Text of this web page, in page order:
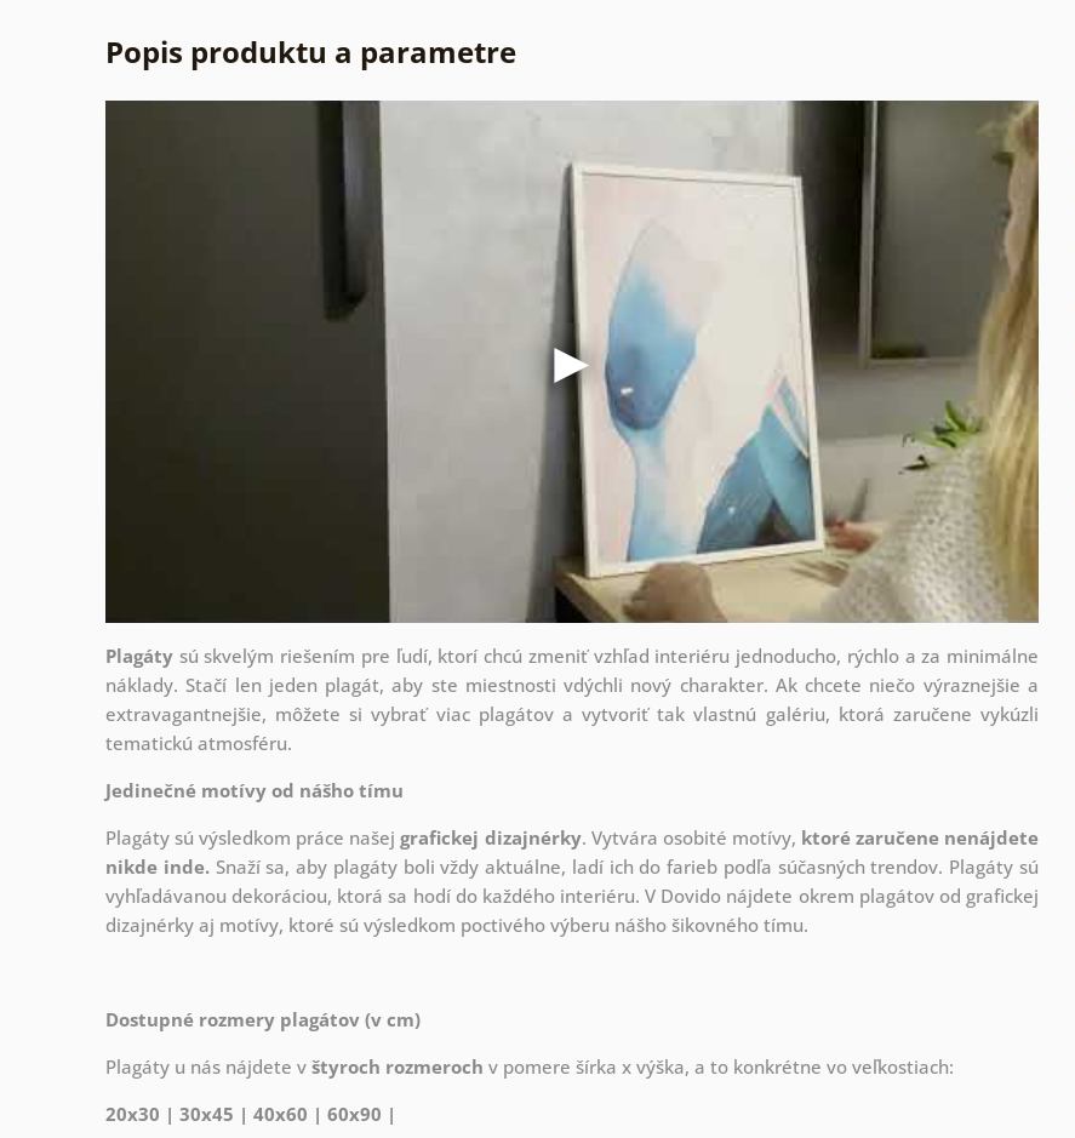
Popis produktu a parametre
Plagáty sú skvelým riešením pre ľudí, ktorí chcú zmeniť vzhľad interiéru jednoducho, rýchlo a za minimálne
náklady. Stačí len jeden plagát, aby ste miestnosti vdýchli nový charakter. Ak chcete niečo výraznejšie a
extravagantnejšie, môžete si vybrať viac plagátov a vytvoriť tak vlastnú galériu, ktorá zaručene vykúzli
tematickú atmosféru.
Jedinečné motívy od nášho tímu
Plagáty sú výsledkom práce našejgrafickej dizajnérky. Vytvára osobité motívy, ktoré zaručene nenájdete
nikde inde.Snaží sa, aby plagáty boli vždy aktuálne, ladí ich do farieb podľa súčasných trendov. Plagáty sú
vyhľadávanou dekoráciou, ktorá sa hodí do každého interiéru. V Dovido nájdete okrem plagátov od grafickej
dizajnérky aj motívy, ktoré sú výsledkom poctivého výberu nášho šikovného tímu.
Dostupné rozmery plagátov (v cm)
Plagáty u nás nájdete v štyroch rozmeroch v pomere šírka x výška, a to konkrétne vo veľkostiach:
20x30 | 30x45 | 40x60 | 60x90 |